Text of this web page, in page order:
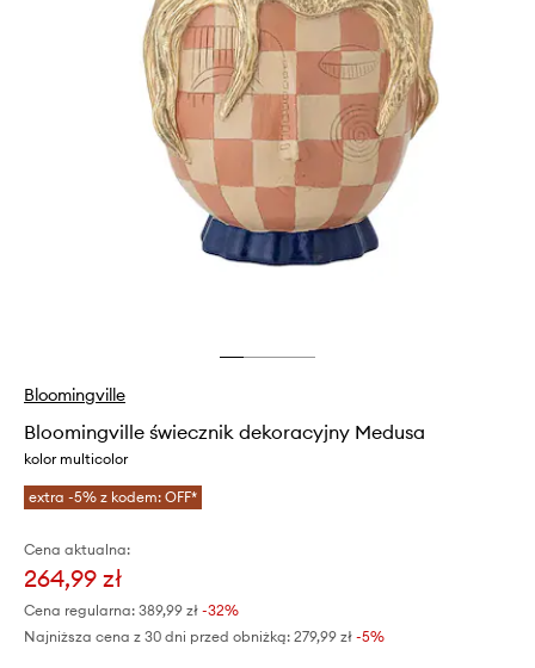
Bloomingville
Bloomingville świecznik dekoracyjny Medusa
kolor multicolor
extra -5% z kodem: OFF*
Cena aktualna:
264,99 zł
Cena regularna: 389,99 zł -32%
Najniższa cena z 30 dni przed obniżką: 279,99 zł -5%